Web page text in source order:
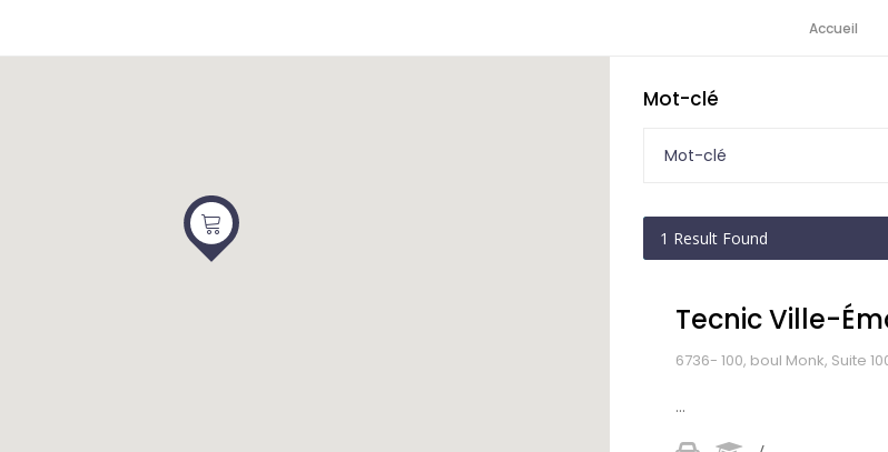
Accueil
Mot-clé
1 Result Found
Tecnic Ville-
6736- 100, boul Monk, Suite
...